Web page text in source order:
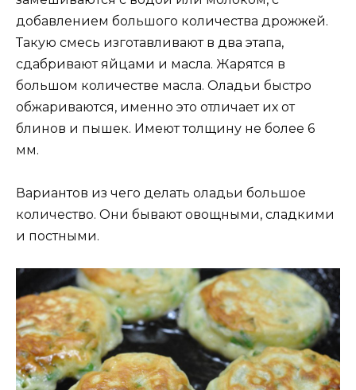
добавлением большого количества дрожжей.
Такую смесь изготавливают в два этапа,
сдабривают яйцами и масла. Жарятся в
большом количестве масла. Оладьи быстро
обжариваются, именно это отличает их от
блинов и пышек. Имеют толщину не более 6
мм.
Вариантов из чего делать оладьи большое
количество. Они бывают овощными, сладкими
и постными.